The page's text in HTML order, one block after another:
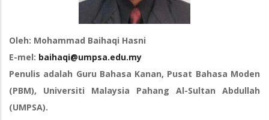
Oleh: Mohammad Baihaqi Hasni
E-mel: baihaqi@umpsa.edu.my
Penulis adalah Guru Bahasa Kanan, Pusat Bahasa Moden
(PBM), Universiti Malaysia Pahang Al-Sultan Abdullah
(UMPSA).